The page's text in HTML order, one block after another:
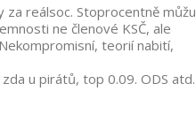
reálsoc. Stoprocentně můžu
ne členové KSČ, ale
teorií nabití,
u pirátů, top 0.09. ODS atd.